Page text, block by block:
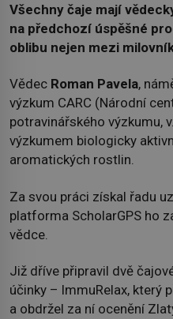
Všechny čaje mají
na předchozí úspěšné
oblibu nejen mezi
Vědec Roman Pavela,
výzkum CARC (Národní
potravinářského výzkumu,
výzkumem biologicky
aromatických rostlin.
Za svou práci získal řadu
platforma ScholarGPS ho
vědce.
Již dříve připravil dvě
účinky – ImmuRelax, který
a obdržel za ní ocenění